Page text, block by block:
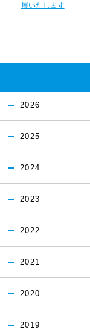
展いたします
2026
2025
2024
2023
2022
2021
2020
2019